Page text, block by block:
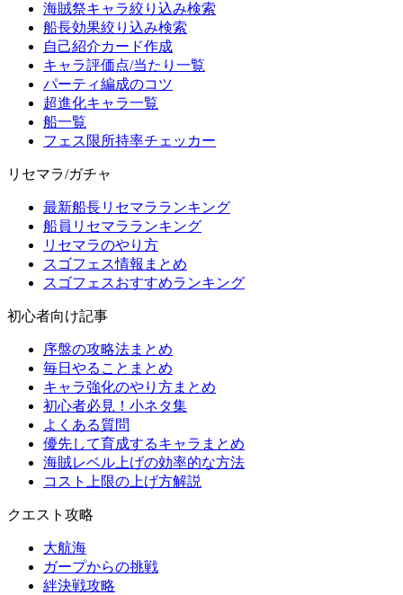
海賊祭キャラ絞り込み検索
船長効果絞り込み検索
自己紹介カード作成
キャラ評価点/当たり一覧
パーティ編成のコツ
超進化キャラ一覧
船一覧
フェス限所持率チェッカー
リセマラ/ガチャ
最新船長リセマラランキング
船員リセマラランキング
リセマラのやり方
スゴフェス情報まとめ
スゴフェスおすすめランキング
初心者向け記事
序盤の攻略法まとめ
毎日やることまとめ
キャラ強化のやり方まとめ
初心者必見！小ネタ集
よくある質問
優先して育成するキャラまとめ
海賊レベル上げの効率的な方法
コスト上限の上げ方解説
クエスト攻略
大航海
ガープからの挑戦
絆決戦攻略